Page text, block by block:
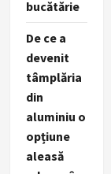
bucătărie
De ce a
devenit
tâmplăria
din
aluminiu o
opțiune
aleasă